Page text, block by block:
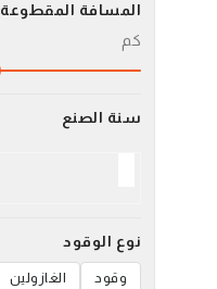
المسافة المقطوعة
كم
سنة الصنع
نوع الوقود
وقود الغازولين